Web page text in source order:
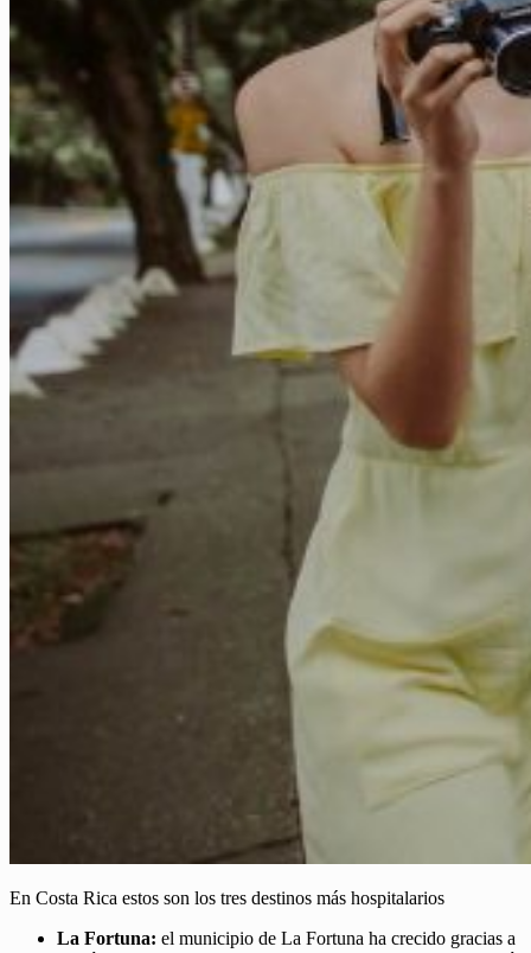
En Costa Rica estos son los tres destinos más hospitalarios
La Fortuna: el municipio de La Fortuna ha crecido gracias a